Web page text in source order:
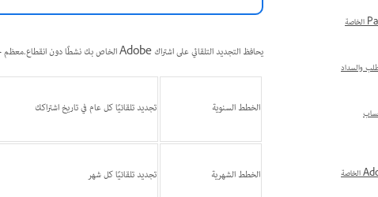
تحديث تفاصيل PayPal الخاصة
والسداد
البحث عن فاتورة Adobe الخاصة
يحافظ التجديد التلقائي على اشتراك Adobe الخاص بك نشطًا دون انقطاع.معظم خطط Adobe تتجدد تلقائيًا حتى تقوم بإلغاء اشتراكك.يعتمد تكرار التجديد على نوع خطتك:
الخطط السنوية تجديد تلقائيًا كل عام في تاريخ اشتراكك
الخطط الشهرية تجديد تلقائيًا كل شهر